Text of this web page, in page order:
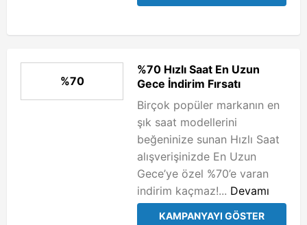
%70
%70 Hızlı Saat En Uzun
Gece İndirim Fırsatı
Birçok popüler markanın en
şık saat modellerini
beğeninize sunan Hızlı Saat
alışverişinizde En Uzun
Gece’ye özel %70’e varan
indirim kaçmaz!... Devamı
KAMPANYAYI GÖSTER